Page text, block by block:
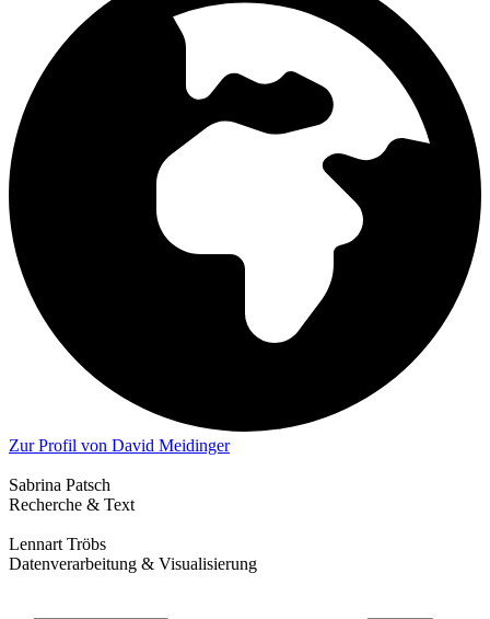
Zur Profil von David Meidinger
Sabrina Patsch
Recherche & Text
Lennart Tröbs
Datenverarbeitung & Visualisierung